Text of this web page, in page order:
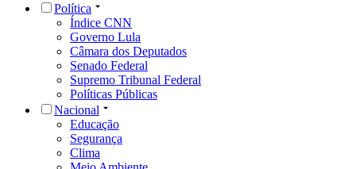
Política
Índice CNN
Governo Lula
Câmara dos Deputados
Senado Federal
Supremo Tribunal Federal
Políticas Públicas
Nacional
Educação
Segurança
Clima